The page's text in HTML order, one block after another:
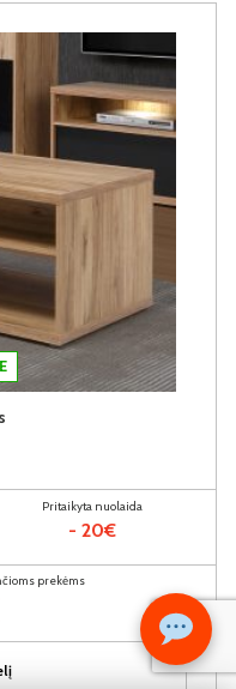
Pritaikyta nuolaida
- 20€
prekėms